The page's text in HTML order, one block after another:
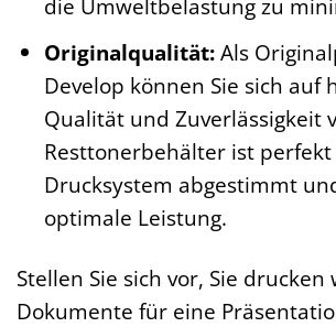
die Umweltbelastung zu
Originalqualität:Als
Develop können Sie sich auf
Qualität und Zuverlässigkeit
Resttonerbehälter ist
Drucksystem abgestimmt
optimale Leistung.
Stellen Sie sich vor, Sie drucken
Dokumente für eine